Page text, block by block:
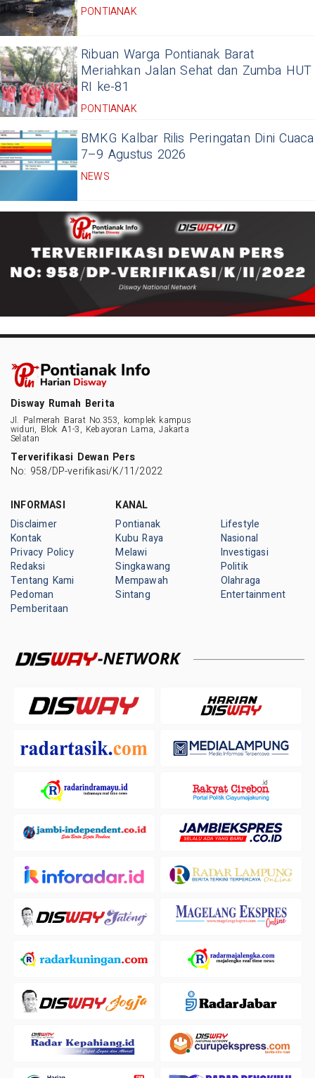
PONTIANAK
Ribuan Warga Pontianak Barat
Meriahkan Jalan Sehat dan Zumba HUT
RI ke-81
PONTIANAK
BMKG Kalbar Rilis Peringatan Dini Cuaca
7–9 Agustus 2026
NEWS
Disway Rumah Berita
Jl. Palmerah Barat No.353, komplek kampus
widuri, Blok A1-3, Kebayoran Lama, Jakarta
Selatan
Terverifikasi Dewan Pers
No: 958/DP-verifikasi/K/11/2022
INFORMASI
Disclaimer
Kontak
Privacy Policy
Redaksi
Tentang Kami
Pedoman
Pemberitaan
KANAL
Pontianak
Kubu Raya
Melawi
Singkawang
Mempawah
Sintang
Lifestyle
Nasional
Investigasi
Politik
Olahraga
Entertainment